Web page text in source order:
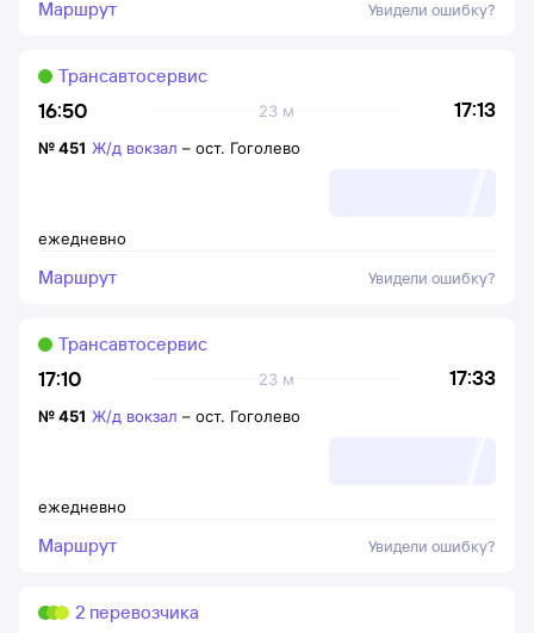
Маршрут Увидели ошибку?
16:50 17:13
23 м
Трансавтосервис
ежедневно
№451 Ж/д вокзал – ост. Гоголево
Маршрут Увидели ошибку?
17:10 17:33
23 м
Трансавтосервис
ежедневно
№451 Ж/д вокзал – ост. Гоголево
Маршрут Увидели ошибку?
2 перевозчика